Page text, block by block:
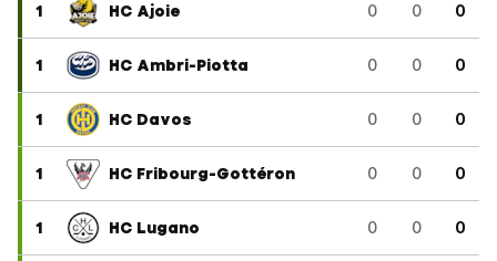
1 HC Ajoie 0 0 0
1 HC Ambri-Piotta 0 0 0
1 HC Davos 0 0 0
1 HC Fribourg-Gottéron 0 0 0
1 HC Lugano 0 0 0